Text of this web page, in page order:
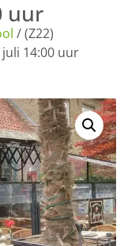
uur
/ (Z22)
14:00 uur